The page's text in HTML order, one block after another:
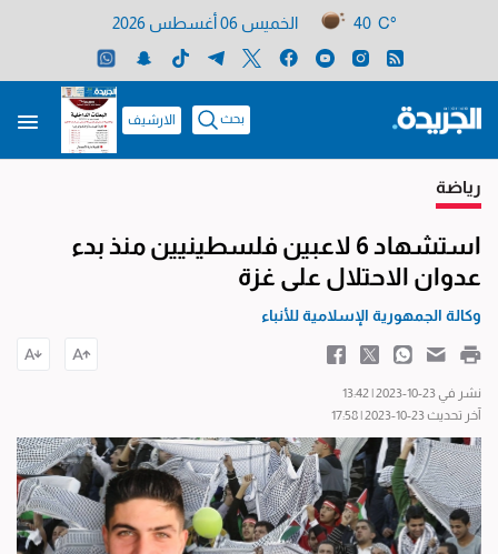
40 C° الخميس 06 أغسطس 2026
بحث الارشيف
رياضة
استشهاد 6 لاعبين فلسطينيين منذ بدء
عدوان الاحتلال على غزة
وكالة الجمهورية الإسلامية للأنباء
نشر في 23-10-2023 | 13:42
آخر تحديث 23-10-2023 | 17:58